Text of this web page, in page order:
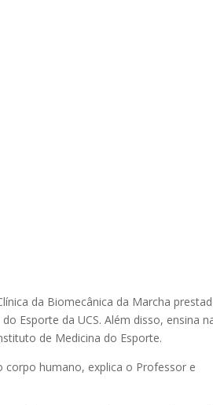
da Biomecânica da Marcha
Esporte da UCS. Além disso, ensina
de Medicina do Esporte.
humano, explica o Professor e